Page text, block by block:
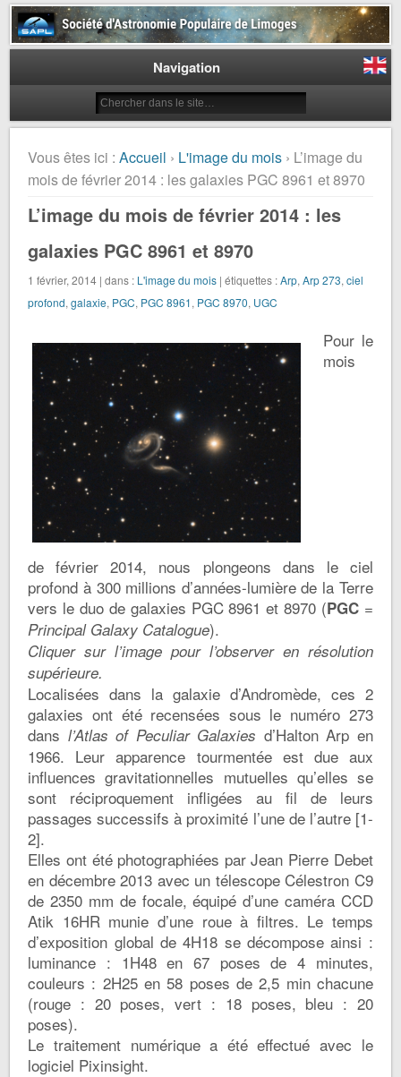
Société d'Astronomie Populaire
de Limoges
Navigation
Vous êtes ici : Accueil › L'image du mois › L’image du
mois de février 2014 : les galaxies PGC 8961 et 8970
L’image du mois de février 2014 : les
galaxies PGC 8961 et 8970
1 février, 2014 | dans : L'image du mois | étiquettes :Arp,Arp 273,ciel
profond,galaxie, PGC, PGC 8961, PGC 8970, UGC
Pour le
mois
de février 2014, nous plongeons dans le ciel
profond à 300 millions d’années-lumière de la Terre
vers le duo de galaxies PGC 8961 et 8970 (PGC=
Principal Galaxy Catalogue).
Cliquer sur l’image pour l’observer en résolution
supérieure.
Localisées dans la galaxie d’Andromède, ces 2
galaxies ont été recensées sous le numéro 273
dans l’Atlas of Peculiar Galaxies d’Halton Arp en
1966. Leur apparence tourmentée est due aux
influences gravitationnelles mutuelles qu’elles se
sont réciproquement infligées au fil de leurs
passages successifs à proximité l’une de l’autre [1-
2].
Elles ont été photographiées par Jean Pierre Debet
en décembre 2013 avec un télescope Célestron C9
de 2350 mm de focale, équipé d’une caméra CCD
Atik 16HR munie d’une roue à filtres. Le temps
d’exposition global de 4H18 se décompose ainsi :
luminance : 1H48 en 67 poses de 4 minutes,
couleurs : 2H25 en 58 poses de 2,5 min chacune
(rouge : 20 poses, vert : 18 poses, bleu : 20
poses).
Le traitement numérique a été effectué avec le
logiciel Pixinsight.